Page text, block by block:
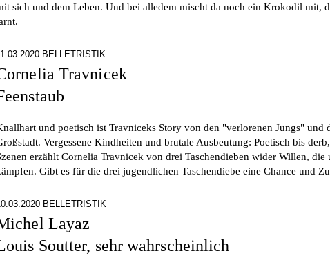
sich und dem Leben. Und bei alledem mischt da noch ein Krokodil mit,
BELLETRISTIK
Travnicek
und poetisch ist Travniceks Story von den "verlorenen Jungs" und
Vergessene Kindheiten und brutale Ausbeutung: Poetisch bis
erzählt Cornelia Travnicek von drei Taschendieben wider Willen,
Gibt es für die drei jugendlichen Taschendiebe eine Chance und
BELLETRISTIK
Layaz
Soutter, sehr wahrscheinlich